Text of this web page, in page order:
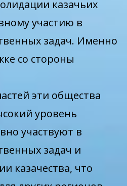
казачьих
участию в
задач. Именно
со стороны
эти общества
уровень
участвуют в
задач и
казачества, что